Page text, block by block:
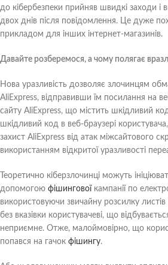
до кібербезпеки прийняв швидкі заходи і
двох днів після повідомлення. Це дуже
прикладом для інших інтернет-магазинів.
Давайте розберемося, а чому полягає
Нова уразливість дозволяє злочинцям
AliExpress, відправивши їм посилання на
сайту AliExpress, що містить шкідливий
шкідливий код в веб-браузері
захист AliExpress від атак міжсайтового
використанням відкритої уразливості
Теоретично кіберзлочинці можуть
допомогою фішингової кампанії по
використовуючи звичайну розсилку
без вказівки користувачеві, що
неприємне. Отже, малоймовірно, що
попався на гачок фішингу.